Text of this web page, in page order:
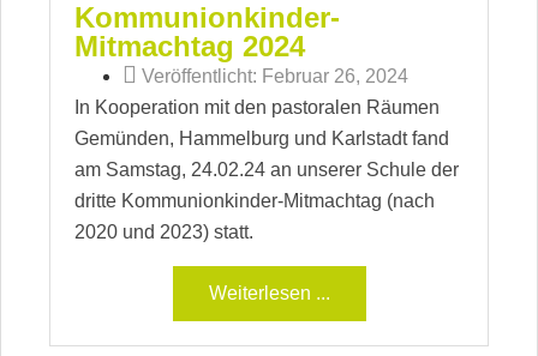
Kommunionkinder-
Mitmachtag 2024
Veröffentlicht: Februar 26, 2024
In Kooperation mit den pastoralen Räumen
Gemünden, Hammelburg und Karlstadt fand
am Samstag, 24.02.24 an unserer Schule der
dritte Kommunionkinder-Mitmachtag (nach
2020 und 2023) statt.
Weiterlesen ...